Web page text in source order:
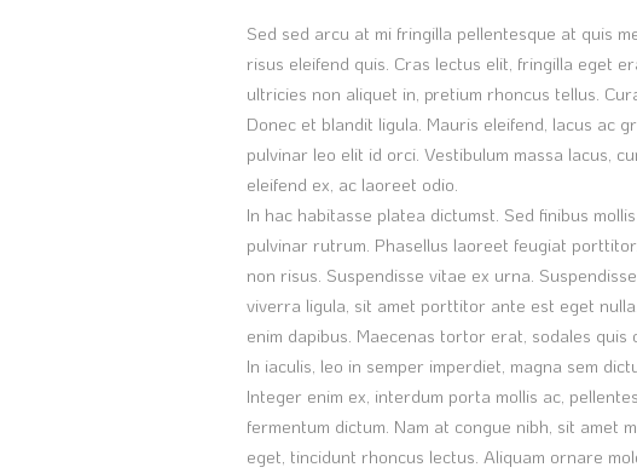
Sed sed arcu at mi fringilla pellentesque at quis
risus eleifend quis. Cras lectus elit, fringilla eget
ultricies non aliquet in, pretium rhoncus tellus.
Donec et blandit ligula. Mauris eleifend, lacus ac
pulvinar leo elit id orci. Vestibulum massa lacus,
eleifend ex, ac laoreet odio.
In hac habitasse platea dictumst. Sed finibus
pulvinar rutrum. Phasellus laoreet feugiat
non risus. Suspendisse vitae ex urna.
viverra ligula, sit amet porttitor ante est eget
enim dapibus. Maecenas tortor erat, sodales quis
In iaculis, leo in semper imperdiet, magna sem
Integer enim ex, interdum porta mollis ac,
fermentum dictum. Nam at congue nibh, sit amet
eget, tincidunt rhoncus lectus. Aliquam ornare